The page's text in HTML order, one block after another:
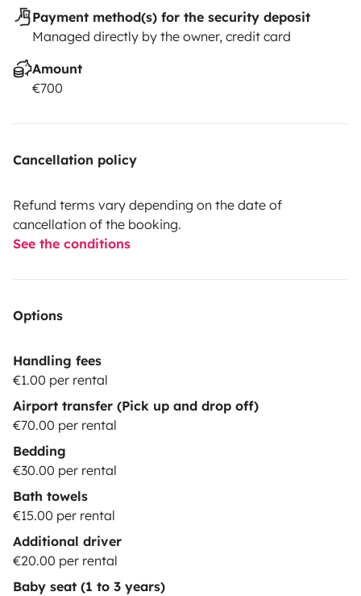
Payment method(s) for the security deposit
Managed directly by the owner, credit card
Amount
€700
Cancellation policy
Refund terms vary depending on the date of
cancellation of the booking.
See the conditions
Options
Handling fees
€1.00 per rental
Airport transfer (Pick up and drop off)
€70.00 per rental
Bedding
€30.00 per rental
Bath towels
€15.00 per rental
Additional driver
€20.00 per rental
Baby seat (1 to 3 years)